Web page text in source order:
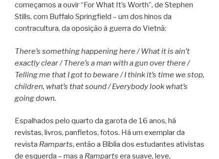
começamos a ouvir “For What It’s Worth”, de Stephen
Stills, com Buffalo Springfield – um dos hinos da
contracultura, da oposição à guerra do Vietnã:
There’s something happening here / What it is ain’t
exactly clear / There’s a man with a gun over there /
Telling me that I got to beware / I think it’s time we stop,
children, what’s that sound / Everybody look what’s
going down.
Espalhados pelo quarto da garota de 16 anos, há
revistas, livros, panfletos, fotos. Há um exemplar da
revista Ramparts, então a Bíblia dos estudantes ativistas
de esquerda – mas a Ramparts era suave, leve,